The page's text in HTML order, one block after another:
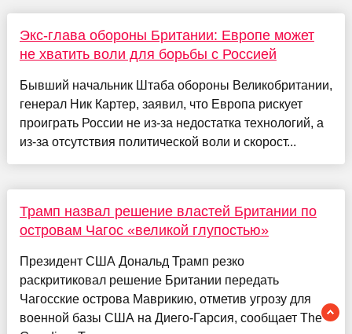
Экс-глава обороны Британии: Европе может
не хватить воли для борьбы с Россией
Бывший начальник Штаба обороны Великобритании,
генерал Ник Картер, заявил, что Европа рискует
проиграть России не из-за недостатка технологий, а
из-за отсутствия политической воли и скорост...
Трамп назвал решение властей Британии по
островам Чагос «великой глупостью»
Президент США Дональд Трамп резко
раскритиковал решение Британии передать
Чагосские острова Маврикию, отметив угрозу для
военной базы США на Диего-Гарсия, сообщает The